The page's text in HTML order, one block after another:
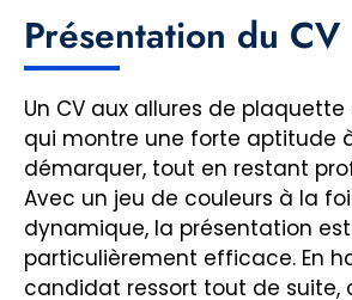
Présentation du CV
Un CV aux allures de
qui montre une forte aptitude
démarquer, tout en restant
Avec un jeu de couleurs à la
dynamique, la présentation est
particulièrement efficace. En
candidat ressort tout de suite,